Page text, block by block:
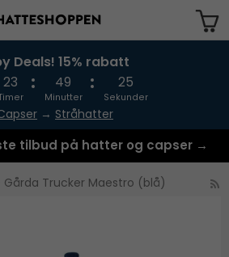
blitt lagt til i handlekurven
Deals! 15% rabatt
23 49
Minutter
25
Sekunder
→ Stråhatter
tilbud på hatter og capser →
Trucker Maestro (blå)